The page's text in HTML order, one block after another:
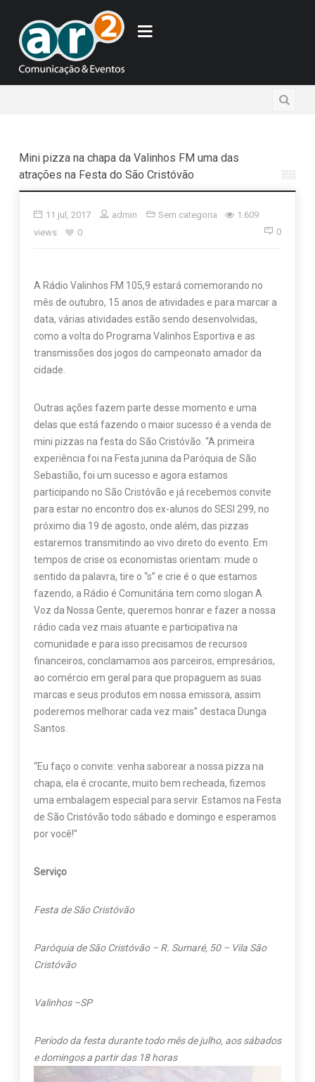
Mini pizza na chapa da Valinhos FM uma das
atrações na Festa do São Cristóvão
11 jul, 2017 admin Sem categoria
1.609
views
0 0
A Rádio Valinhos FM 105,9 estará comemorando no
mês de outubro, 15 anos de atividades e para marcar a
data, várias atividades estão sendo desenvolvidas,
como a volta do Programa Valinhos Esportiva e as
transmissões dos jogos do campeonato amador da
cidade.
Outras ações fazem parte desse momento e uma
delas que está fazendo o maior sucesso é a venda de
mini pizzas na festa do São Cristóvão. “A primeira
experiência foi na Festa junina da Paróquia de São
Sebastião, foi um sucesso e agora estamos
participando no São Cristóvão e já recebemos convite
para estar no encontro dos ex-alunos do SESI 299, no
próximo dia 19 de agosto, onde além, das pizzas
estaremos transmitindo ao vivo direto do evento. Em
tempos de crise os economistas orientam: mude o
sentido da palavra, tire o “s” e crie é o que estamos
fazendo, a Rádio é Comunitária tem como slogan A
Voz da Nossa Gente, queremos honrar e fazer a nossa
rádio cada vez mais atuante e participativa na
comunidade e para isso precisamos de recursos
financeiros, conclamamos aos parceiros, empresários,
ao comércio em geral para que propaguem as suas
marcas e seus produtos em nossa emissora, assim
poderemos melhorar cada vez mais” destaca Dunga
Santos.
“Eu faço o convite: venha saborear a nossa pizza na
chapa, ela é crocante, muito bem recheada, fizemos
uma embalagem especial para servir. Estamos na Festa
de São Cristóvão todo sábado e domingo e esperamos
por você!”
Serviço
Festa de São Cristóvão
Paróquia de São Cristóvão – R. Sumaré, 50 – Vila São
Cristóvão
Valinhos –SP
Período da festa durante todo mês de julho, aos sábados
e domingos a partir das 18 horas